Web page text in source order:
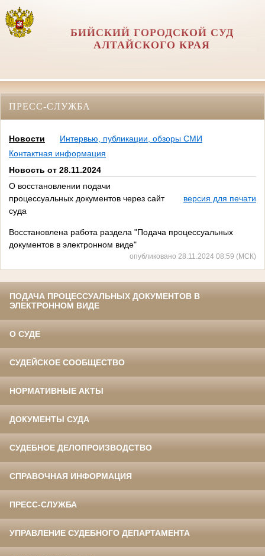
БИЙСКИЙ ГОРОДСКОЙ СУД
АЛТАЙСКОГО КРАЯ
ПРЕСС-СЛУЖБА
Новости
Интервью, публикации, обзоры СМИ
Контактная информация
Новость от 28.11.2024
О восстановлении подачи
процессуальных документов через сайт
суда
версия для печати
Восстановлена работа раздела "Подача процессуальных
документов в электронном виде"
опубликовано 28.11.2024 08:59 (МСК)
ПОДАЧА ПРОЦЕССУАЛЬНЫХ ДОКУМЕНТОВ В
ЭЛЕКТРОННОМ ВИДЕ
О СУДЕ
СУДЕЙСКОЕ СООБЩЕСТВО
НОРМАТИВНЫЕ АКТЫ
ДОКУМЕНТЫ СУДА
СУДЕБНОЕ ДЕЛОПРОИЗВОДСТВО
СПРАВОЧНАЯ ИНФОРМАЦИЯ
ПРЕСС-СЛУЖБА
УПРАВЛЕНИЕ СУДЕБНОГО ДЕПАРТАМЕНТА